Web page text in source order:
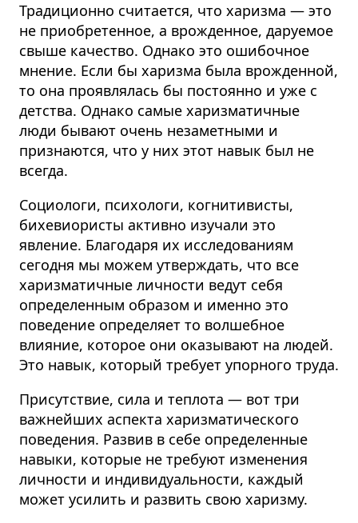
Традиционно считается, что харизма — это
не приобретенное, а врожденное, даруемое
свыше качество. Однако это ошибочное
мнение. Если бы харизма была врожденной,
то она проявлялась бы постоянно и уже с
детства. Однако самые харизматичные
люди бывают очень незаметными и
признаются, что у них этот навык был не
всегда.
Социологи, психологи, когнитивисты,
бихевиористы активно изучали это
явление. Благодаря их исследованиям
сегодня мы можем утверждать, что все
харизматичные личности ведут себя
определенным образом и именно это
поведение определяет то волшебное
влияние, которое они оказывают на людей.
Это навык, который требует упорного труда.
Присутствие, сила и теплота — вот три
важнейших аспекта харизматического
поведения. Развив в себе определенные
навыки, которые не требуют изменения
личности и индивидуальности, каждый
может усилить и развить свою харизму.